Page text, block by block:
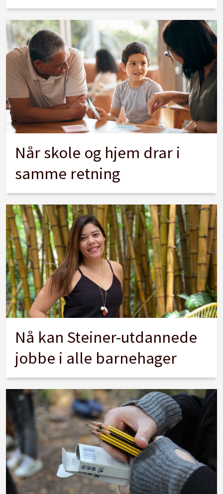
Når skole og hjem drar i
samme retning
Nå kan Steiner-utdannede
jobbe i alle barnehager